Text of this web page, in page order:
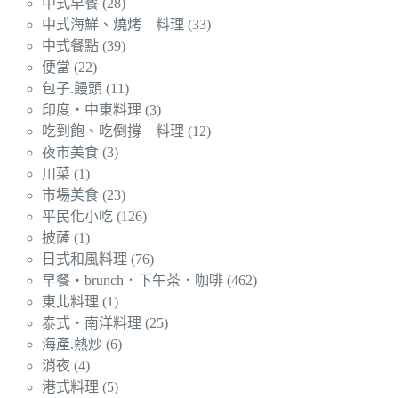
中式海鮮、燒烤 料理 (33)
中式餐點 (39)
便當 (22)
包子.饅頭 (11)
印度‧中東料理 (3)
吃到飽、吃倒撐 料理 (12)
夜市美食 (3)
川菜 (1)
市場美食 (23)
平民化小吃 (126)
披薩 (1)
日式和風料理 (76)
早餐‧brunch．下午茶．咖啡 (462)
東北料理 (1)
泰式‧南洋料理 (25)
海產.熱炒 (6)
消夜 (4)
港式料理 (5)